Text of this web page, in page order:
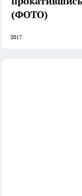
(ФОТО)
2017